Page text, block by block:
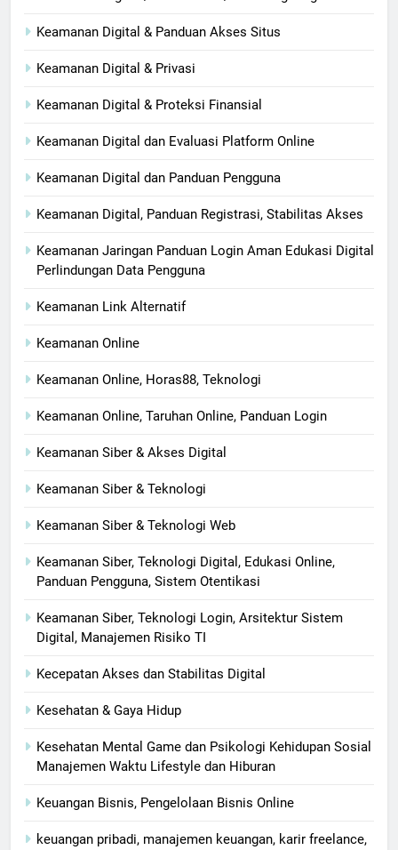
Keamanan Digital & Panduan Akses Situs
Keamanan Digital & Privasi
Keamanan Digital & Proteksi Finansial
Keamanan Digital dan Evaluasi Platform Online
Keamanan Digital dan Panduan Pengguna
Keamanan Digital, Panduan Registrasi, Stabilitas Akses
Keamanan Jaringan Panduan Login Aman Edukasi Digital
Perlindungan Data Pengguna
Keamanan Link Alternatif
Keamanan Online
Keamanan Online, Horas88, Teknologi
Keamanan Online, Taruhan Online, Panduan Login
Keamanan Siber & Akses Digital
Keamanan Siber & Teknologi
Keamanan Siber & Teknologi Web
Keamanan Siber, Teknologi Digital, Edukasi Online,
Panduan Pengguna, Sistem Otentikasi
Keamanan Siber, Teknologi Login, Arsitektur Sistem
Digital, Manajemen Risiko TI
Kecepatan Akses dan Stabilitas Digital
Kesehatan & Gaya Hidup
Kesehatan Mental Game dan Psikologi Kehidupan Sosial
Manajemen Waktu Lifestyle dan Hiburan
Keuangan Bisnis, Pengelolaan Bisnis Online
keuangan pribadi, manajemen keuangan, karir freelance,